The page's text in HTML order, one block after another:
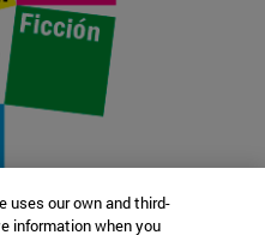
uses our own and third-
information when you